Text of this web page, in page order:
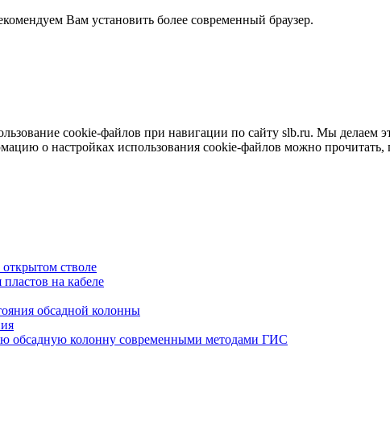
Вам установить более современный браузер.
cookie-файлов при навигации по сайту slb.ru. Мы делаем
о настройках использования cookie-файлов можно прочитать,
стволе
на кабеле
обсадной колонны
обсадную колонну современными методами ГИС